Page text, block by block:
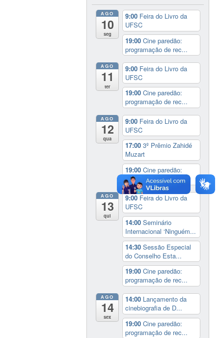
AGO
10
seg
9:00 Feira do Livro da
UFSC
19:00Cine paredão:
programação de rec...
AGO
11
ter
9:00 Feira do Livro da
UFSC
19:00Cine paredão:
programação de rec...
AGO
12
qua
9:00 Feira do Livro da
UFSC
17:003º Prêmio Zahidé
Muzart
19:00Cine paredão:
programação de rec...
AGO
13
qui
9:00 Feira do Livro da
UFSC
14:00Seminário
Internacional ‘Ninguém...
14:30Sessão Especial
do Conselho Esta...
19:00Cine paredão:
programação de rec...
AGO
14
sex
14:00 Lançamento da
cinebiografia de D...
19:00Cine paredão:
programação de rec...